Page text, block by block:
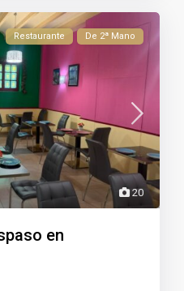
20
Restaurante De 2ª Mano
en